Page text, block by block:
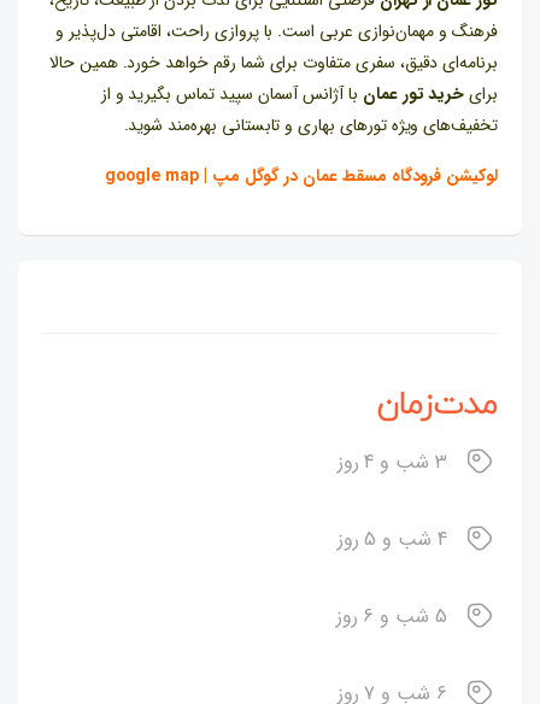
فرهنگ و مهمان‌نوازی عربی است. با پروازی راحت، اقامتی دل‌پذیر و
برنامه‌ای دقیق، سفری متفاوت برای شما رقم خواهد خورد. همین حالا
برایخرید تور عمان با آژانس آسمان سپید تماس بگیرید و از
تخفیف‌های ویژه تورهای بهاری و تابستانی بهره‌مند شوید.
لوکیشن فرودگاه مسقط عمان در گوگل مپ | google map
مدت‌زمان
3 شب و 4 روز
4 شب و 5 روز
5 شب و 6 روز
6 شب و 7 روز